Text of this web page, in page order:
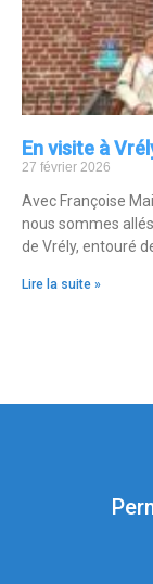
En visite à
27 février 2026
Avec Françoise
nous sommes
de Vrély, entouré
Lire la suite »